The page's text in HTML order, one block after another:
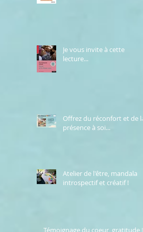
Je vous invite à cette
lecture...
Offrez du réconfort et de la
présence à soi...
Atelier de l'être, mandala
introspectif et créatif !
Témoignage du coeur, gratitude !